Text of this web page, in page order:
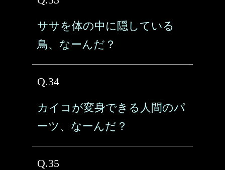
ササを体の中に隠している
鳥、なーんだ？
Q.34
カイコが変身できる人間のパ
ーツ、なーんだ？
Q.35